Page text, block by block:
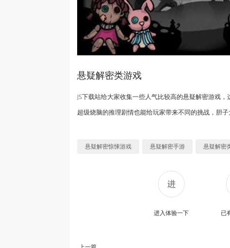
悬疑解密类游戏
JS下载站给大家收集一些人气比较高的悬疑解密游戏
超级烧脑的推理剧情也能给玩家带来不同的挑战，胆
悬疑解密惊悚游戏 悬疑解密手游 悬疑解密
进入体验一下 已